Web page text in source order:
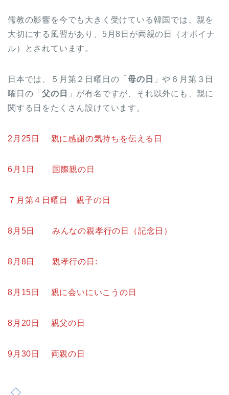
儒教の影響を今でも大きく受けている韓国では、親を
大切にする風習があり、5月8日が両親の日（オボイナ
ル）とされています。
日本では、５月第２日曜日の「母の日
」や６月第３日
曜日の「父の日
」が有名ですが、それ以外にも、親に
関する日をたくさん設けています。
2月25日 親に感謝の気持ちを伝える日
6月1日 国際親の日
７月第４日曜日 親子の日
8月5日 みんなの親孝行の日（記念日）
8月8日 親孝行の日:
8月15日 親に会いにいこうの日
8月20日 親父の日
9月30日 両親の日